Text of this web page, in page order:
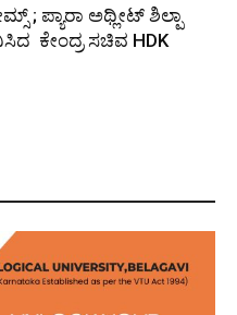
; ಪ್ಯಾರಾ ಅಥ್ಲೀಟ್ ಶಿಲ್ಪಾ
ಕೇಂದ್ರ ಸಚಿವ HDK